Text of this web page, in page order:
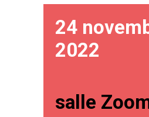
24
2022
salle